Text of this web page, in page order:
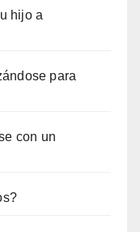
hijo a
para
con un